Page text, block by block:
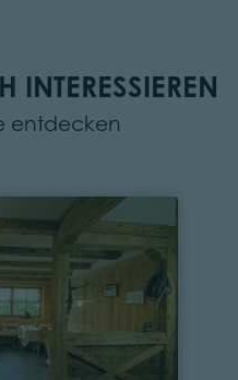
INTERESSIEREN
entdecken